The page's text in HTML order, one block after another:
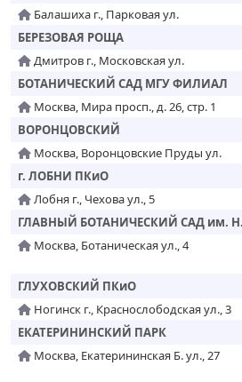
Балашиха г., Парковая ул.
БЕРЕЗОВАЯ РОЩА
Дмитров г., Московская ул.
БОТАНИЧЕСКИЙ САД МГУ ФИЛИАЛ
Москва, Мира просп., д. 26, стр. 1
ВОРОНЦОВСКИЙ
Москва, Воронцовские Пруды ул.
г. ЛОБНИ ПКиО
Лобня г., Чехова ул., 5
ГЛАВНЫЙ БОТАНИЧЕСКИЙ САД им.
Москва, Ботаническая ул., 4
ГЛУХОВСКИЙ ПКиО
Ногинск г., Краснослободская ул., 3
ЕКАТЕРИНИНСКИЙ ПАРК
Москва, Екатерининская Б. ул., 27